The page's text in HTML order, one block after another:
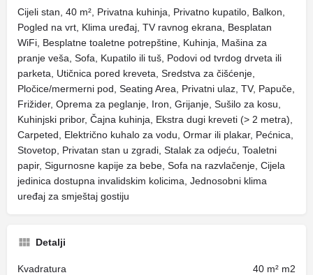
Cijeli stan, 40 m², Privatna kuhinja, Privatno kupatilo, Balkon,
Pogled na vrt, Klima uređaj, TV ravnog ekrana, Besplatan
WiFi, Besplatne toaletne potrepštine, Kuhinja, Mašina za
pranje veša, Sofa, Kupatilo ili tuš, Podovi od tvrdog drveta ili
parketa, Utičnica pored kreveta, Sredstva za čišćenje,
Pločice/mermerni pod, Seating Area, Privatni ulaz, TV, Papuče,
Frižider, Oprema za peglanje, Iron, Grijanje, Sušilo za kosu,
Kuhinjski pribor, Čajna kuhinja, Ekstra dugi kreveti (> 2 metra),
Carpeted, Električno kuhalo za vodu, Ormar ili plakar, Pećnica,
Stovetop, Privatan stan u zgradi, Stalak za odjeću, Toaletni
papir, Sigurnosne kapije za bebe, Sofa na razvlačenje, Cijela
jedinica dostupna invalidskim kolicima, Jednosobni klima
uređaj za smještaj gostiju
Detalji
Kvadratura 40 m² m2